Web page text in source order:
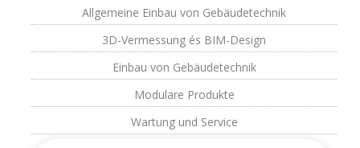
Allgemeine Einbau von Gebäudetechnik
3D-Vermessung és BIM-Design
Einbau von Gebäudetechnik
Modulare Produkte
Wartung und Service